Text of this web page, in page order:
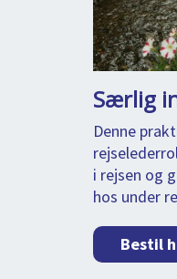
Særlig
Denne
i rejsen og
hos under
Bestil